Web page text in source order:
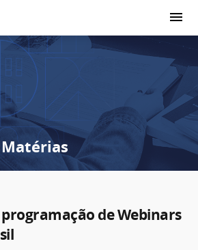
de Webinars